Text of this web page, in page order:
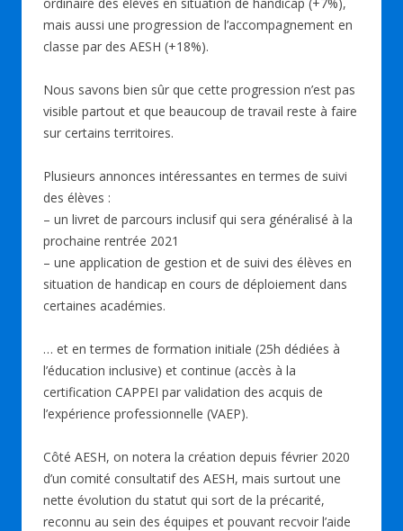
mais aussi une progression de l’accompagnement en
classe par des AESH (+18%).
Nous savons bien sûr que cette progression n’est pas
visible partout et que beaucoup de travail reste à faire
sur certains territoires.
Plusieurs annonces intéressantes en termes de suivi
des élèves :
– un livret de parcours inclusif qui sera généralisé à la
prochaine rentrée 2021
– une application de gestion et de suivi des élèves en
situation de handicap en cours de déploiement dans
certaines académies.
… et en termes de formation initiale (25h dédiées à
l’éducation inclusive) et continue (accès à la
certification CAPPEI par validation des acquis de
l’expérience professionnelle (VAEP).
Côté AESH, on notera la création depuis février 2020
d’un comité consultatif des AESH, mais surtout une
nette évolution du statut qui sort de la précarité,
reconnu au sein des équipes et pouvant recvoir l’aide